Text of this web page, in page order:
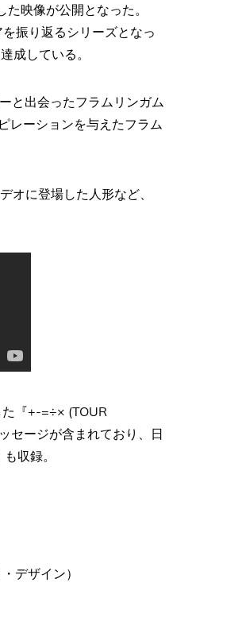
映像が公開となった。
振り返るシリーズとなっ
成している。
と出会ったフラムリンガム
レーションを与えたフラム
オに登場した人形など、
『+-=÷× (TOUR
セージが含まれており、日
収録。
デザイン）